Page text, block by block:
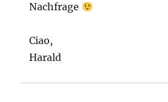
Nachfrage
Ciao,
Harald